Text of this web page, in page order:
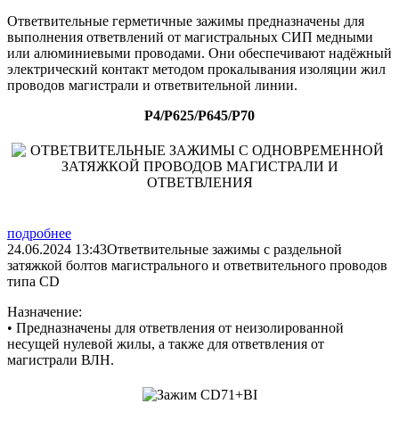
Ответвительные герметичные зажимы предназначены для
выполнения ответвлений от магистральных СИП медными
или алюминиевыми проводами. Они обеспечивают надёжный
электрический контакт методом прокалывания изоляции жил
проводов магистрали и ответвительной линии.
P4/P625/P645/P70
подробнее
24.06.2024 13:43Ответвительные зажимы с раздельной
затяжкой болтов магистрального и ответвительного проводов
типа CD
Назначение:
• Предназначены для ответвления от неизолированной
несущей нулевой жилы, а также для ответвления от
магистрали ВЛН.